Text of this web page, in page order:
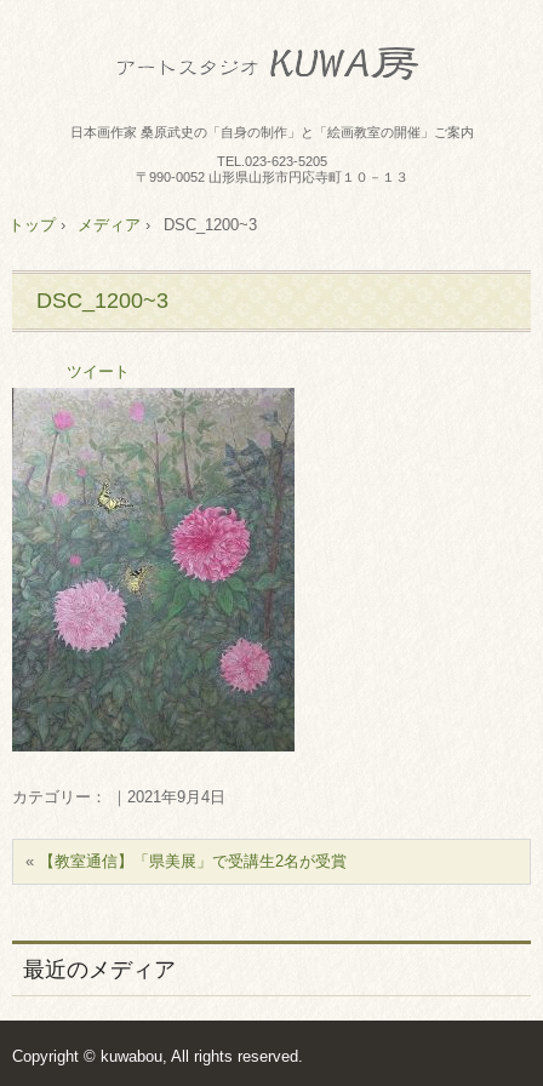
日本画作家 桑原武史の「自身の制作」と「絵画教室の開催」ご案内
TEL. 023-623-5205
〒990-0052 山形県山形市円応寺町１０－１３
トップ› メディア › DSC_1200~3
DSC_1200~3
ツイート
カテゴリー： ｜2021年9月4日
« 【教室通信】「県美展」で受講生2名が受賞
最近のメディア
Copyright © kuwabou, All rights reserved.